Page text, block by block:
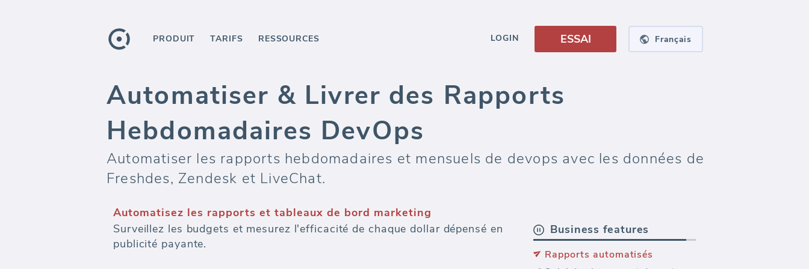
PRODUIT TARIFS RESSOURCES LOGIN ESSAI Français
Automatiser & Livrer des Rapports
Hebdomadaires DevOps
Automatiser les rapports hebdomadaires et mensuels de devops avec les données de
Freshdes, Zendesk et LiveChat.
Automatisez les rapports et tableaux de bord marketing
Surveillez les budgets et mesurez l'efficacité de chaque dollar dépensé en
publicité payante.
Business features
Rapports automatisés